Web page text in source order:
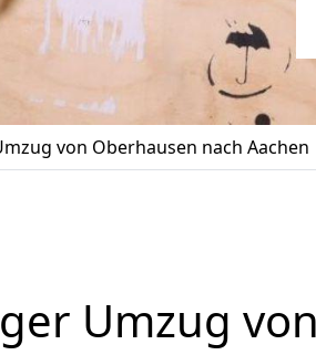
von Oberhausen nach Aachen
Umzug